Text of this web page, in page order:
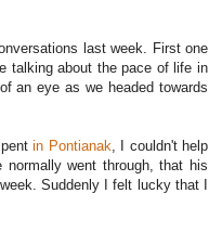
last week. First one
talking about the pace of life in
an eye as we headed towards
in Pontianak , I couldn't help
went through, that his
Suddenly I felt lucky that I